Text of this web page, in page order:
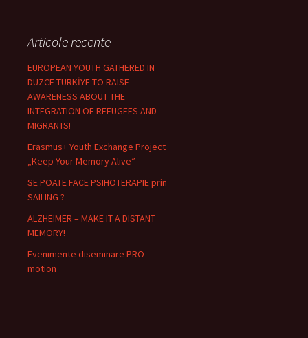
Articole recente
EUROPEAN YOUTH GATHERED IN
DÜZCE-TÜRKİYE TO RAISE
AWARENESS ABOUT THE
INTEGRATION OF REFUGEES AND
MIGRANTS!
Erasmus+ Youth Exchange Project
„Keep Your Memory Alive”
SE POATE FACE PSIHOTERAPIE prin
SAILING ?
ALZHEIMER – MAKE IT A DISTANT
MEMORY!
Evenimente diseminare PRO-
motion